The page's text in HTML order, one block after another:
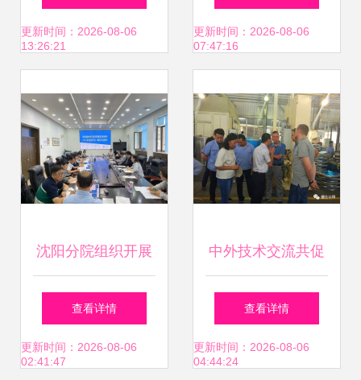
周暨三维五轴切割
幕
更新时间：2026-08-06
13:26:21
技术交流侧记
更新时间：2026-08-06
07:47:16
沈阳分院组织开展
新一代ARP系统
2023年度技术交流
查看详情
更新时间：2026-08-06
02:41:47
中外技术交流共促
产品升级
查看详情
更新时间：2026-08-06
04:44:24